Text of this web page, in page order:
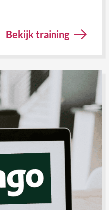
Bekijk training